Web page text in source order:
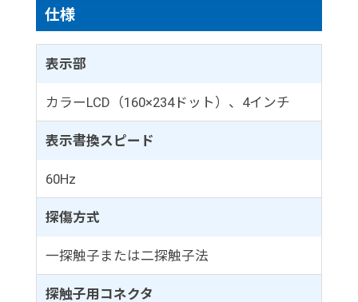
仕様
表示部
カラーLCD（160×234ドット）、4インチ
表示書換スピード
60Hz
探傷方式
一探触子または二探触子法
探触子用コネクタ